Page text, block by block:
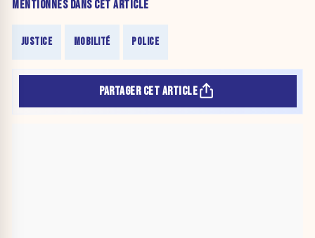
MENTIONNÉS DANS CET ARTICLE
JUSTICE MOBILITÉ POLICE
PARTAGER CET ARTICLE